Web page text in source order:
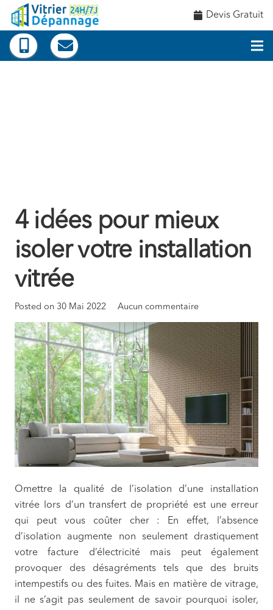
Devis Gratuit
4 idées pour mieux
isoler votre installation
vitrée
Posted on 30 Mai 2022 Aucun commentaire
Omettre la qualité de l’isolation d’une installation
vitrée lors d’un transfert de propriété est une erreur
qui peut vous coûter cher : En effet, l’absence
d’isolation augmente non seulement drastiquement
votre facture d’électricité mais peut également
provoquer des désagréments tels que des bruits
intempestifs ou des fuites. Mais en matière de vitrage,
il ne s’agit pas seulement de savoir pourquoi isoler,